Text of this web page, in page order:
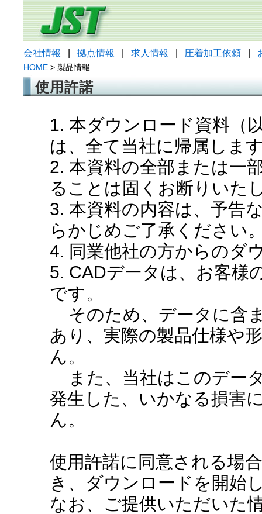
会社情報 拠点情報 求人情報 圧着加工依頼
HOME > 製品情報
使用許諾
1. 本ダウンロード資料（
は、全て当社に帰属しま
2. 本資料の全部または一
ることは固くお断りいた
3. 本資料の内容は、予告
らかじめご了承ください
4. 同業他社の方からのダ
5. CADデータは、お客様
です。
そのため、データに含
あり、実際の製品仕様や
ん。
また、当社はこのデー
発生した、いかなる損害
ん。
使用許諾に同意される場
き、ダウンロードを開始
なお、ご提供いただいた